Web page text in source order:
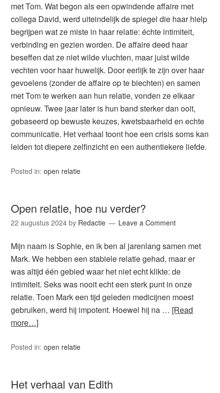
met Tom. Wat begon als een opwindende affaire met
collega David, werd uiteindelijk de spiegel die haar hielp
begrijpen wat ze miste in haar relatie: échte intimiteit,
verbinding en gezien worden. De affaire deed haar
beseffen dat ze niet wilde vluchten, maar juist wilde
vechten voor haar huwelijk. Door eerlijk te zijn over haar
gevoelens (zonder de affaire op te biechten) en samen
met Tom te werken aan hun relatie, vonden ze elkaar
opnieuw. Twee jaar later is hun band sterker dan ooit,
gebaseerd op bewuste keuzes, kwetsbaarheid en echte
communicatie. Het verhaal toont hoe een crisis soms kan
leiden tot diepere zelfinzicht en een authentiekere liefde.
Posted in:open relatie
Open relatie, hoe nu verder?
22 augustus 2024 by Redactie Leave a Comment
Mijn naam is Sophie, en ik ben al jarenlang samen met
Mark. We hebben een stabiele relatie gehad, maar er
was altijd één gebied waar het niet echt klikte: de
intimiteit. Seks was nooit echt een sterk punt in onze
relatie. Toen Mark een tijd geleden medicijnen moest
gebruiken, werd hij impotent. Hoewel hij na … [Read
more…]
Posted in:open relatie
Het verhaal van Edith